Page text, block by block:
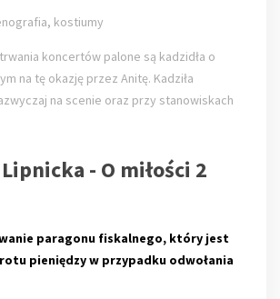
kostiumy
koncertów palone są kadzidła o
na tę okazję przez Anitę. Kadziła
na scenie oraz przy stanowiskach
- O miłości 2
paragonu fiskalnego, który jest
pieniędzy w przypadku odwołania